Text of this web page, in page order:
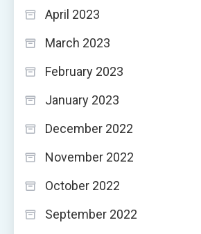
April 2023
March 2023
February 2023
January 2023
December 2022
November 2022
October 2022
September 2022